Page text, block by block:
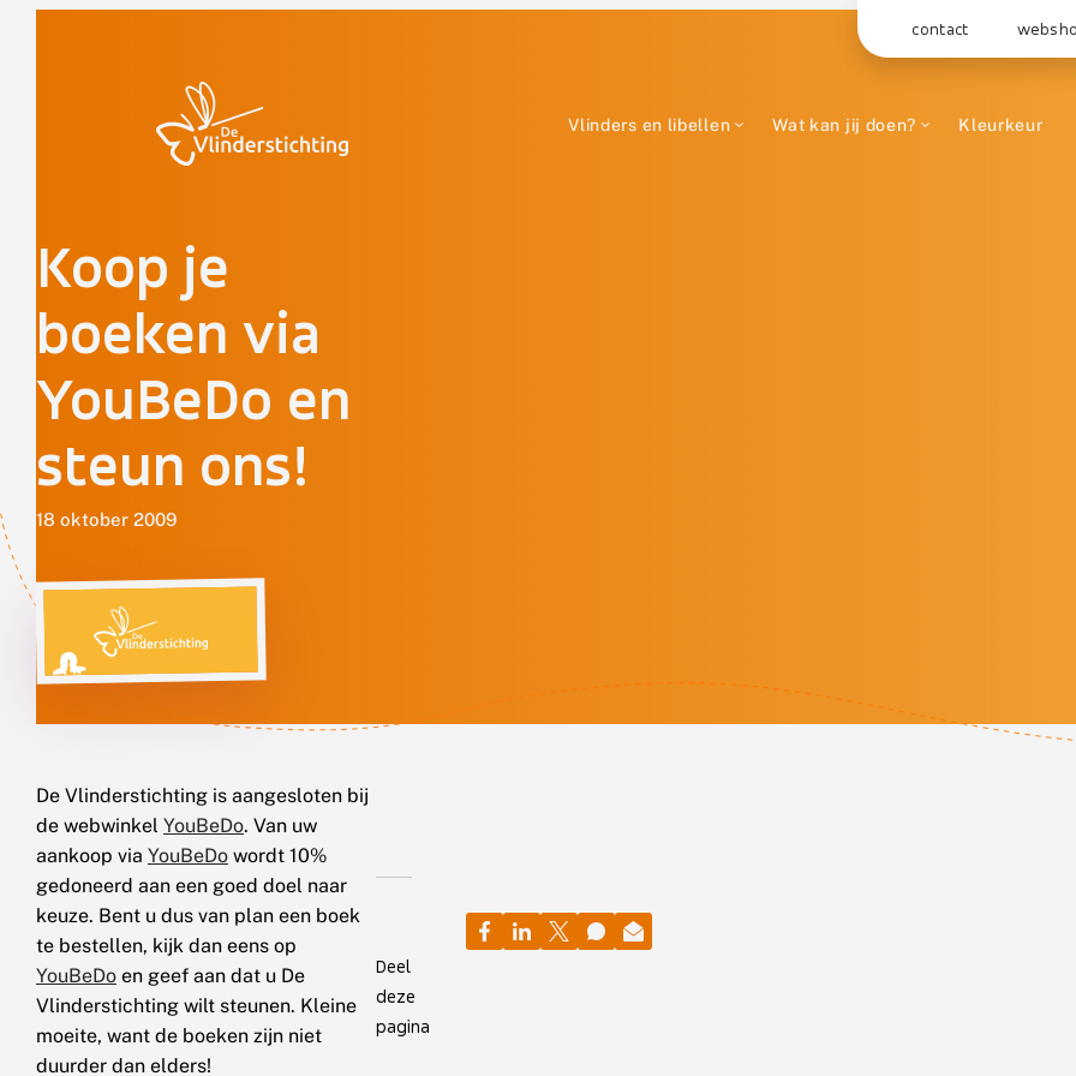
contact
Vlinders en libellen Wat kan jij doen? Kleurkeur
Koop je
boeken via
YouBeDo en
steun ons!
18 oktober 2009
De Vlinderstichting is aangesloten bij
de webwinkel YouBeDo. Van uw
aankoop via YouBeDo wordt 10%
gedoneerd aan een goed doel naar
keuze. Bent u dus van plan een boek
te bestellen, kijk dan eens op
YouBeDo en geef aan dat u De
Vlinderstichting wilt steunen. Kleine
moeite, want de boeken zijn niet
duurder dan elders!
Deel
deze
pagina